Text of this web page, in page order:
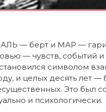
— берт и МАР —
— чувств, событий
символом
и целых десять лет
Это был
и психологически.